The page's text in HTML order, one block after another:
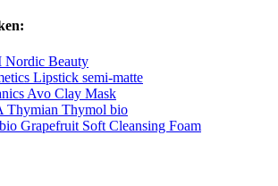
Beauty
Lipstick semi-matte
Avo Clay Mask
Thymian Thymol bio
Grapefruit Soft Cleansing Foam